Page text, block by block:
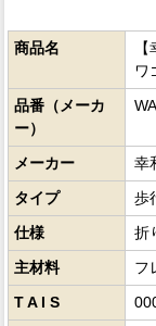
商品名
ワ
品番（メーカ
ー）
メーカー
幸
タイプ
歩
仕様
折
主材料
フ
T A I S